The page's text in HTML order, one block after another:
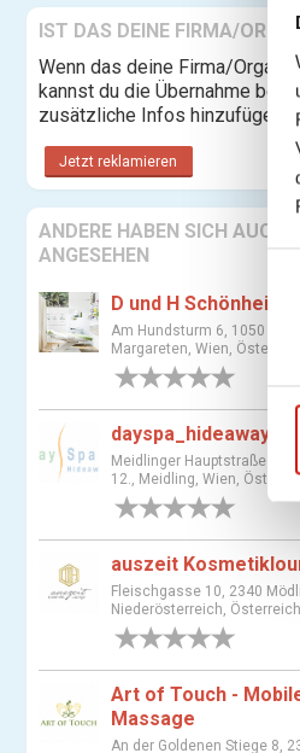
i
w
l
l
g
n
g
s
u
s
IST DAS DEINE FIRMA/
Wenn das deine Firma/
kannst du die Übernahme
zusätzliche Infos hinzufügen.
Jetzt reklamieren
ANDERE HABEN SICH AUCH
ANGESEHEN
D und H Schönheit
Am Hundsturm 6, 1050 Wien
Margareten, Wien, Österreich
dayspa_hideaway.at
Meidlinger Hauptstraße 8,
12., Meidling, Wien,
auszeit
Fleischgasse 10, 2340
Niederösterreich, Österreich
Art of Touch -
Massage
An der Goldenen Stiege 8,